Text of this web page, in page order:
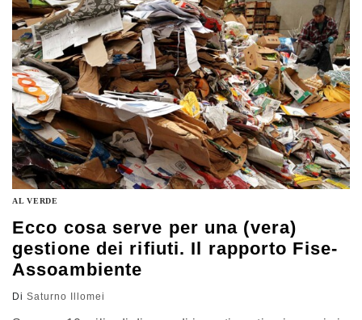
che verranno destinati per il sostegno dell’economia…
AL VERDE
Ecco cosa serve per una (vera)
gestione dei rifiuti. Il rapporto Fise-
Assoambiente
Di Saturno Illomei